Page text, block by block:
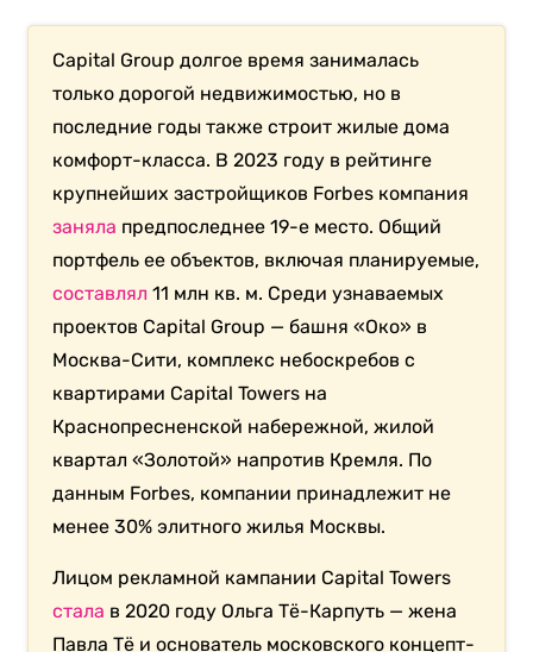
Capital Group долгое время занималась
только дорогой недвижимостью, но в
последние годы также строит жилые дома
комфорт-класса. В 2023 году в рейтинге
крупнейших застройщиков Forbes компания
заняла предпоследнее 19-е место. Общий
портфель ее объектов, включая планируемые,
составлял 11 млн кв. м. Среди узнаваемых
проектов Capital Group — башня «Око» в
Москва-Сити, комплекс небоскребов с
квартирами Capital Towers на
Краснопресненской набережной, жилой
квартал «Золотой» напротив Кремля. По
данным Forbes, компании принадлежит не
менее 30% элитного жилья Москвы.
Лицом рекламной кампании Capital Towers
стала в 2020 году Ольга Тё-Карпуть — жена
Павла Тё и основатель московского концепт-